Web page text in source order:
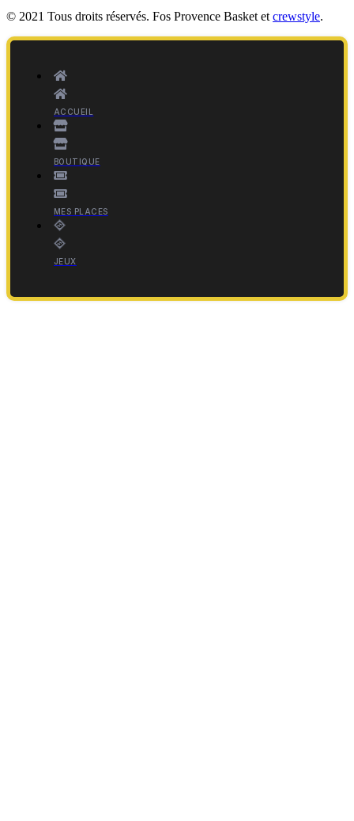
© 2021 Tous droits réservés. Fos Provence Basket et crewstyle.
ACCUEIL
BOUTIQUE
MES PLACES
JEUX